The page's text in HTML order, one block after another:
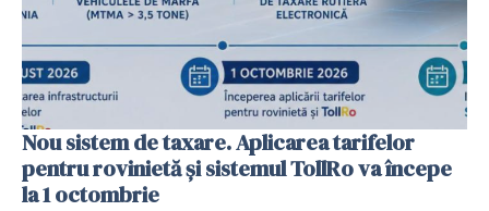
Nou sistem de taxare. Aplicarea tarifelor
pentru rovinietă şi sistemul TollRo va începe
la 1 octombrie